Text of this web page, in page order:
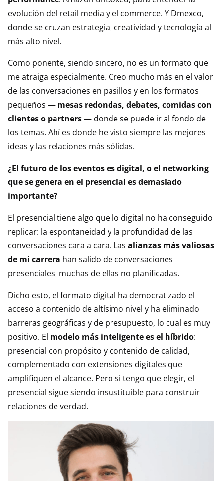
evolución del retail media y el commerce. Y Dmexco,
donde se cruzan estrategia, creatividad y tecnología al
más alto nivel.
Como ponente, siendo sincero, no es un formato que
me atraiga especialmente. Creo mucho más en el valor
de las conversaciones en pasillos y en los formatos
pequeños — mesas redondas, debates, comidas con
clientes o partners— donde se puede ir al fondo de
los temas. Ahí es donde he visto siempre las mejores
ideas y las relaciones más sólidas.
¿El futuro de los eventos es digital, o el networking
que se genera en el presencial es demasiado
importante?
El presencial tiene algo que lo digital no ha conseguido
replicar: la espontaneidad y la profundidad de las
conversaciones cara a cara. Las alianzas más valiosas
de mi carrera han salido de conversaciones
presenciales, muchas de ellas no planificadas.
Dicho esto, el formato digital ha democratizado el
acceso a contenido de altísimo nivel y ha eliminado
barreras geográficas y de presupuesto, lo cual es muy
positivo. El modelo más inteligente es el híbrido:
presencial con propósito y contenido de calidad,
complementado con extensiones digitales que
amplifiquen el alcance. Pero si tengo que elegir, el
presencial sigue siendo insustituible para construir
relaciones de verdad.